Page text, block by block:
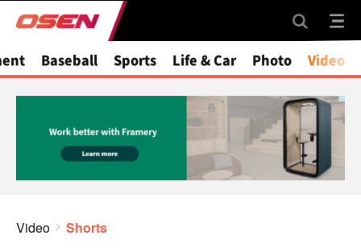
Baseball Sports Life & Car Photo Video
Video Shorts